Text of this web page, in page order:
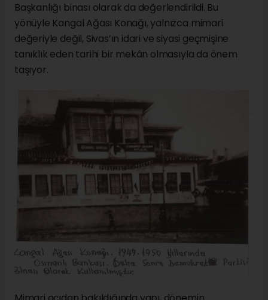
Başkanlığı binası olarak da değerlendirildi. Bu
yönüyle Kangal Ağası Konağı, yalnızca mimari
değeriyle değil, Sivas’ın idari ve siyasi geçmişine
tanıklık eden tarihi bir mekân olmasıyla da önem
taşıyor.